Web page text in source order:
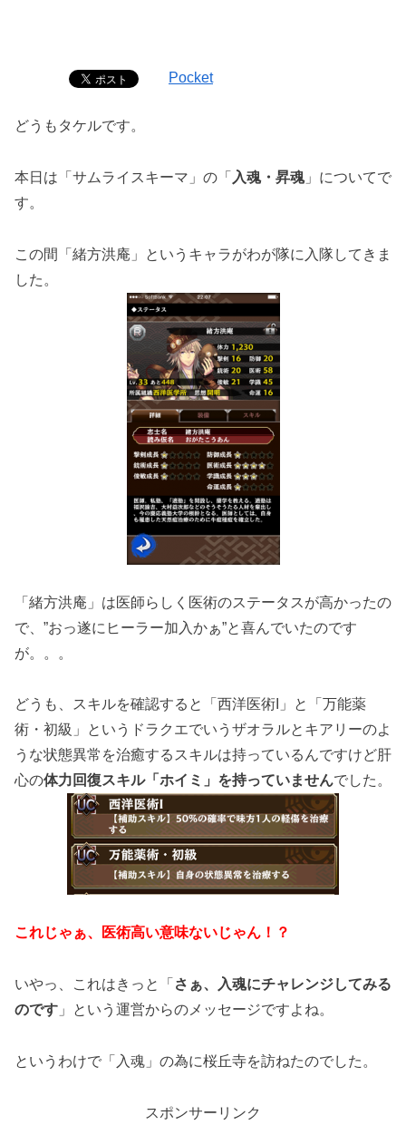
Pocket
どうもタケルです。
本日は「サムライスキーマ」の「 入魂・昇魂」についてで
す。
この間「緒方洪庵」というキャラがわが隊に入隊してきま
した。
「緒方洪庵」は医師らしく医術のステータスが高かったの
で、”おっ遂にヒーラー加入かぁ”と喜んでいたのです
が。。。
どうも、スキルを確認すると「西洋医術I」と「万能薬
術・初級」というドラクエでいうザオラルとキアリーのよ
うな状態異常を治癒するスキルは持っているんですけど肝
心の体力回復スキル「ホイミ」を持っていませんでした。
これじゃぁ、医術高い意味ないじゃん！？
いやっ、これはきっと「 さぁ、入魂にチャレンジしてみる
のです 」という運営からのメッセージですよね。
というわけで「入魂」の為に桜丘寺を訪ねたのでした。
スポンサーリンク